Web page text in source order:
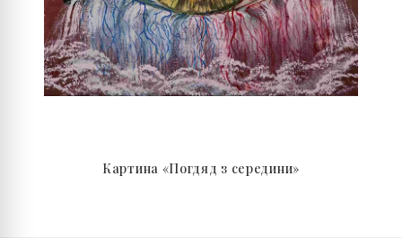
Картина «Погдяд з середини»